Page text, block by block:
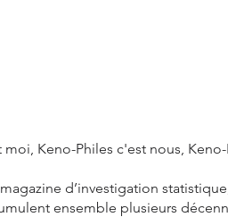
Keno-Philes c'est nous,
d’investigation
ensemble plusieurs